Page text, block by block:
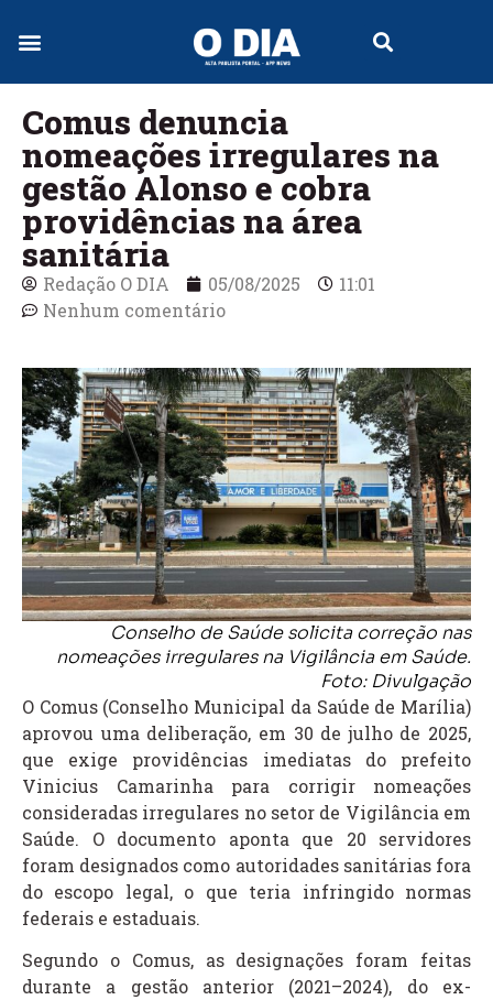
Comus denuncia
nomeações irregulares na
gestão Alonso e cobra
providências na área
sanitária
Redação O DIA 05/08/2025
11:01
Nenhum comentário
Conselho de Saúde solicita correção nas
nomeações irregulares na Vigilância em Saúde.
Foto: Divulgação
O Comus (Conselho Municipal da Saúde de Marília)
aprovou uma deliberação, em 30 de julho de 2025,
que exige providências imediatas do prefeito
Vinicius Camarinha para corrigir nomeações
consideradas irregulares no setor de Vigilância em
Saúde. O documento aponta que 20 servidores
foram designados como autoridades sanitárias fora
do escopo legal, o que teria infringido normas
federais e estaduais.
Segundo o Comus, as designações foram feitas
durante a gestão anterior (2021–2024), do ex-